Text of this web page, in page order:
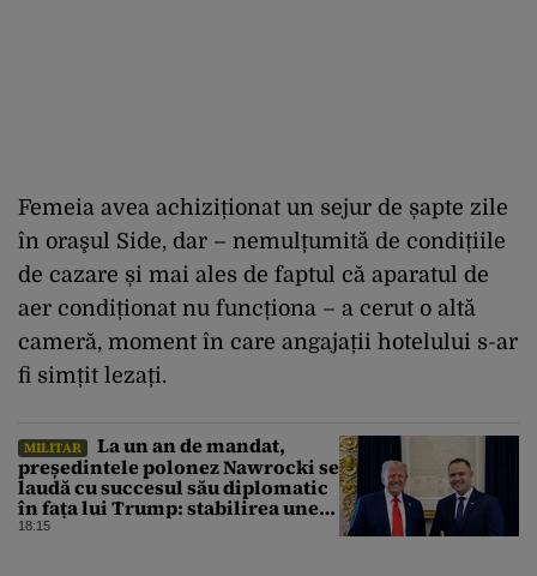
Femeia avea achiziționat un sejur de șapte zile
în oraşul Side, dar – nemulțumită de condițiile
de cazare și mai ales de faptul că aparatul de
aer condiționat nu funcționa – a cerut o altă
cameră, moment în care angajații hotelului s-ar
fi simțit lezați.
MILITAR
La un an de mandat,
președintele polonez Nawrocki se
laudă cu succesul său diplomatic
în fața lui Trump: stabilirea unei
prezențe americane permanente
18:15